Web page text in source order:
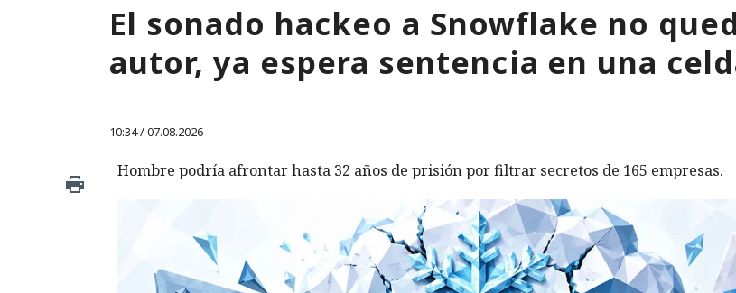
El sonado hackeo a Snowflake no
autor, ya espera sentencia en una
10:34 / 07.08.2026
Hombre podría afrontar hasta 32 años de prisión por filtrar secretos de 165 empresas.